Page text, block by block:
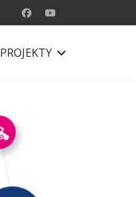
PROJEKTY